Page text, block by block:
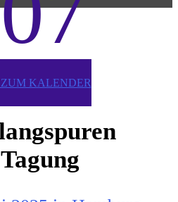
KALENDER